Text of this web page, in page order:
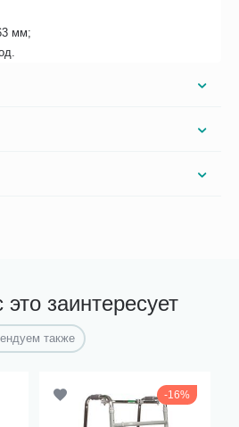
мм;
заинтересует
также
16%